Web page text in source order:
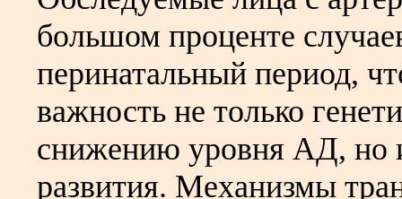
большом проценте
перинатальный период,
важность не только
снижению уровня АД, но
развития. Механизмы